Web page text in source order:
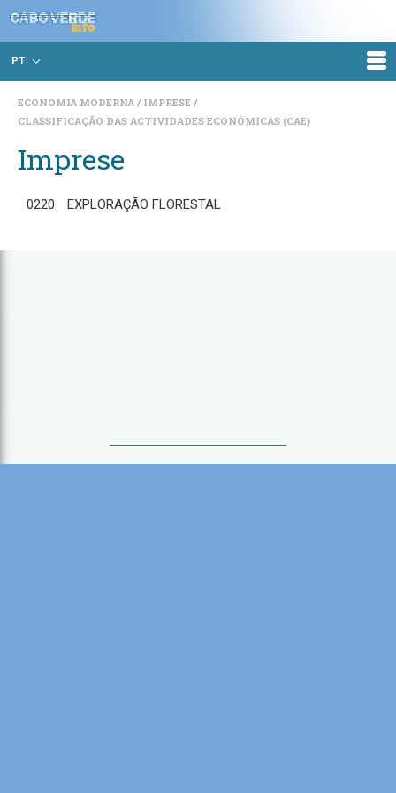
PT
ECONOMIA MODERNA
IMPRESE
CLASSIFICAÇÃO DAS ACTIVIDADES ECONÓMICAS (CAE)
Imprese
0220 EXPLORAÇÃO FLORESTAL